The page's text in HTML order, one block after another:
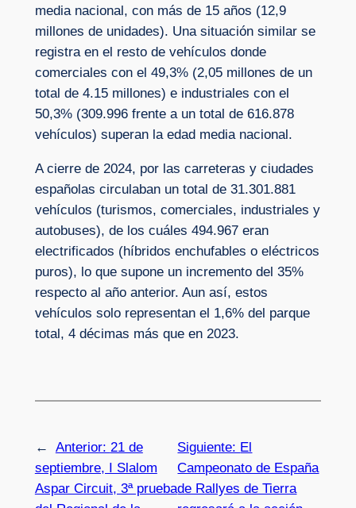
media nacional, con más de 15 años (12,9
millones de unidades). Una situación similar se
registra en el resto de vehículos donde
comerciales con el 49,3% (2,05 millones de un
total de 4.15 millones) e industriales con el
50,3% (309.996 frente a un total de 616.878
vehículos) superan la edad media nacional.
A cierre de 2024, por las carreteras y ciudades
españolas circulaban un total de 31.301.881
vehículos (turismos, comerciales, industriales y
autobuses), de los cuáles 494.967 eran
electrificados (híbridos enchufables o eléctricos
puros), lo que supone un incremento del 35%
respecto al año anterior. Aun así, estos
vehículos solo representan el 1,6% del parque
total, 4 décimas más que en 2023.
← Anterior: 21 de
septiembre, I Slalom
Aspar Circuit, 3ª prueba
Siguiente: El
Campeonato de España
de Rallyes de Tierra